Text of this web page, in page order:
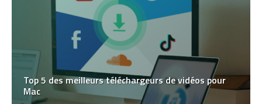
Top 5 des meilleurs téléchargeurs de vidéos pour
Mac